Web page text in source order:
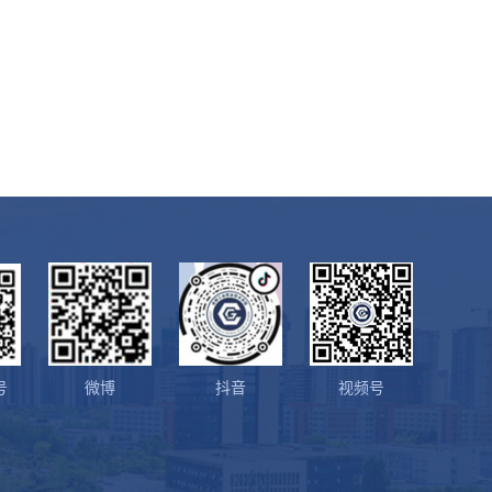
微博 抖音 视频号